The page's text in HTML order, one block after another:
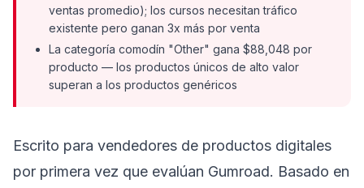
ventas promedio); los cursos necesitan tráfico
existente pero ganan 3x más por venta
La categoría comodín "Other" gana $88,048 por
producto — los productos únicos de alto valor
superan a los productos genéricos
Escrito para vendedores de productos digitales
por primera vez que evalúan Gumroad. Basado en